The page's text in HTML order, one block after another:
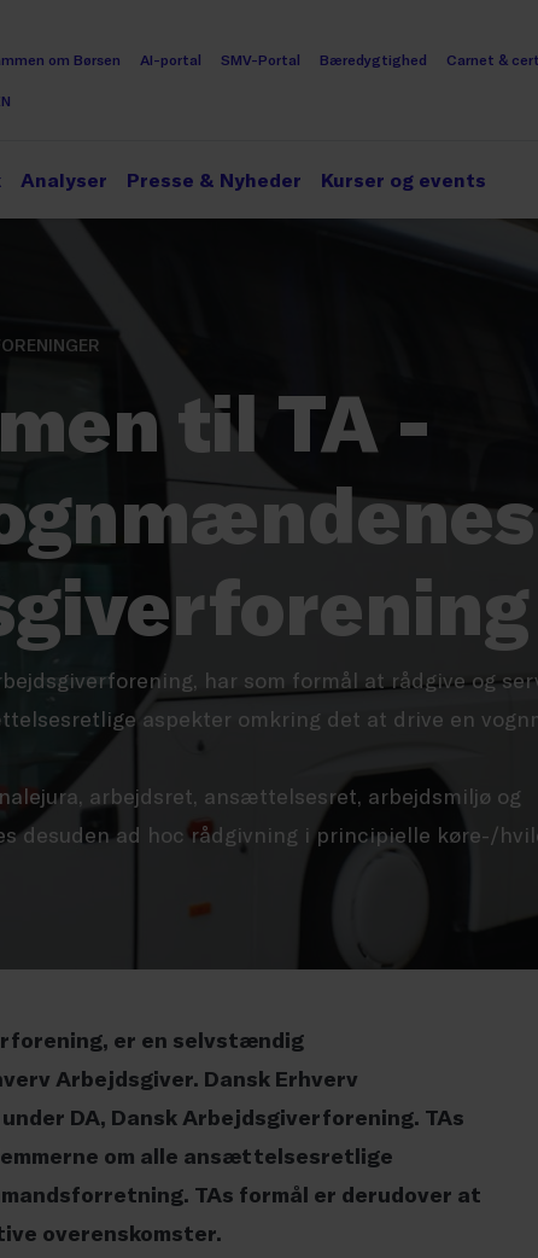
om Børsen AI-portal SMV-Portal Bæredygtighed Carnet &
Analyser Presse & Nyheder Kurser og events
til TA -
har som formål at rådgive og
aspekter omkring det at drive en
arbejdsret, ansættelsesret, arbejdsmiljø og
desuden ad hoc rådgivning i principielle køre-/
er en selvstændig
Arbejdsgiver. Dansk Erhverv
DA, Dansk Arbejdsgiverforening. TAs
om alle ansættelsesretlige
TAs formål er derudover at
overenskomster.